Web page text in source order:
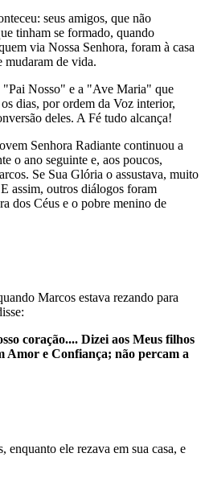
seus amigos, que não
tinham se formado, quando
via Nossa Senhora, foram à casa
mudaram de vida.
Nosso" e a "Ave Maria" que
dias, por ordem da Voz interior,
deles. A Fé tudo alcança!
Senhora Radiante continuou a
o ano seguinte e, aos poucos,
Se Sua Glória o assustava, muito
assim, outros diálogos foram
dos Céus e o pobre menino de
Marcos estava rezando para
coração.... Dizei aos Meus filhos
Amor e Confiança; não percam a
enquanto ele rezava em sua casa, e